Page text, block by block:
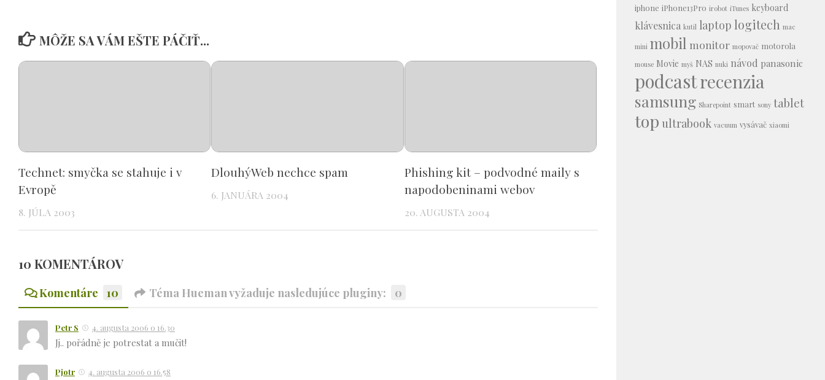
MÔŽE SA VÁM EŠTE PÁČIŤ...
Technet: smyčka se stahuje i v
Evropě
8. JÚLA 2003
DlouhýWeb nechce spam
6. JANUÁRA 2004
Phishing kit – podvodné maily s
napodobeninami webov
20. AUGUSTA 2004
10 KOMENTÁROV
Komentáre 10 Téma Hueman vyžaduje nasledujúce pluginy: 0
Petr S 4. augusta 2006 o 16.30
Jj.. pořádně je potrestat a mučit!
Pjotr 4. augusta 2006 o 16.58
iphone iPhone13Pro irobot iTunes keyboard
klávesnica kutil laptop logitech mac
mini mobil monitor mopovač motorola
mouse Movie myš NAS nuki návod panasonic
podcastrecenzia
samsung Sharepoint smart sony tablet
top ultrabook vacuum vysávač xiaomi